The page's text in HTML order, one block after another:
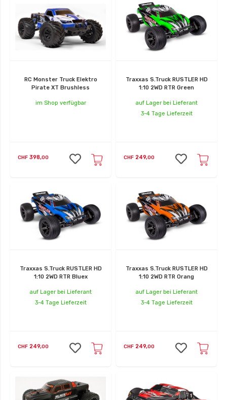
Traxxas
Ersatzteile
Spektrum
RC Monster Truck Elektro
Pirate XT Brushless
im Shop verfügbar
CHF 398,00
Traxxas S.Truck RUSTLER HD
1:10 2WD RTR Green
auf Lager bei Lieferant
3-4 Tage Lieferzeit
CHF 249,00
Traxxas S.Truck RUSTLER HD
1:10 2WD RTR Bluex
auf Lager bei Lieferant
3-4 Tage Lieferzeit
CHF 249,00
Traxxas S.Truck RUSTLER HD
1:10 2WD RTR Orang
auf Lager bei Lieferant
3-4 Tage Lieferzeit
CHF 249,00